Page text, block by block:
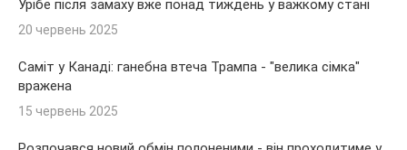
Урібе після замаху вже понад тиждень у важкому стані
20 червень 2025
Саміт у Канаді: ганебна втеча Трампа - "велика сімка"
вражена
15 червень 2025